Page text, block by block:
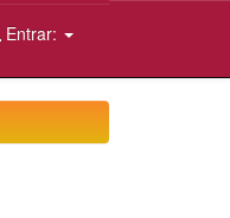
Entrar: